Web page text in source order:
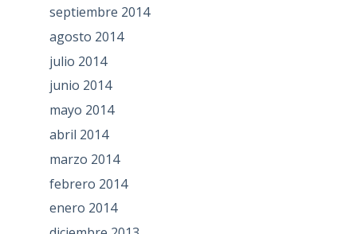
septiembre 2014
agosto 2014
julio 2014
junio 2014
mayo 2014
abril 2014
marzo 2014
febrero 2014
enero 2014